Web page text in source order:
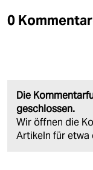
0
Die
geschlossen.
Wir öffnen die
Artikeln für etwa